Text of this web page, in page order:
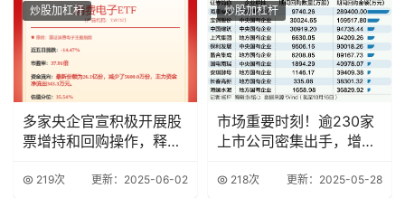
炒股加杠杆
多家央企官宣积极开展股
票增持和回购操作，释放
219次 更新：2025-06-02
炒股加杠杆
市场重要时刻！逾230家
上市公司密集出手，增持
218次 更新：2025-05-28